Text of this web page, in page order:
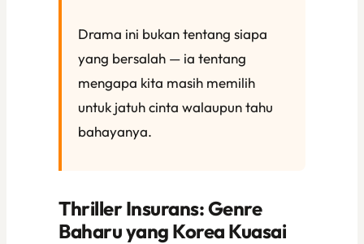
Drama ini bukan tentang siapa
yang bersalah — ia tentang
mengapa kita masih memilih
untuk jatuh cinta walaupun tahu
bahayanya.
Thriller Insurans: Genre
Baharu yang Korea Kuasai